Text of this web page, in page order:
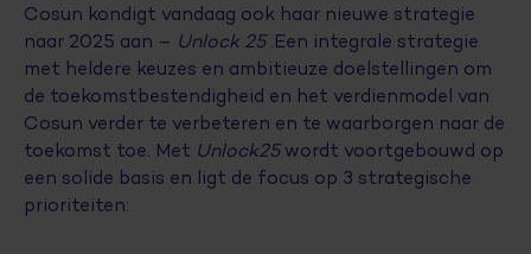
Cosun kondigt vandaag ook haar nieuwe strategie
naar 2025 aan – Unlock 25.Een integrale strategie
met heldere keuzes en ambitieuze doelstellingen om
de toekomstbestendigheid en het verdienmodel van
Cosun verder te verbeteren en te waarborgen naar de
toekomst toe. Met Unlock25wordt voortgebouwd op
een solide basis en ligt de focus op 3 strategische
prioriteiten: